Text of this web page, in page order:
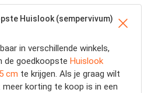
Huislook (sempervivum)
in verschillende winkels,
de goedkoopste Huislook
cm te krijgen. Als je graag wilt
korting te koop is in een